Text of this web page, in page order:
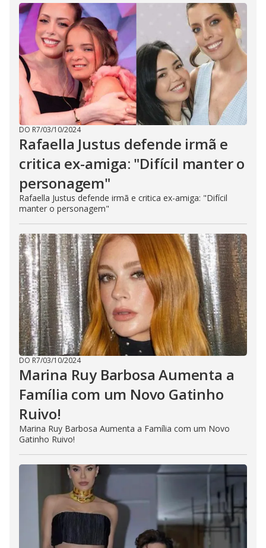
DO R7/03/10/2024
Rafaella Justus defende irmã e
critica ex-amiga: "Difícil manter o
personagem"
Rafaella Justus defende irmã e critica ex-amiga: "Difícil
manter o personagem"
DO R7/03/10/2024
Marina Ruy Barbosa Aumenta a
Família com um Novo Gatinho
Ruivo!
Marina Ruy Barbosa Aumenta a Família com um Novo
Gatinho Ruivo!